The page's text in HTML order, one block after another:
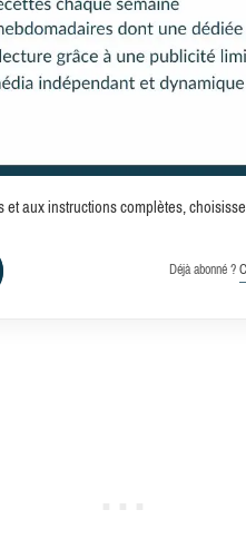
aux instructions complètes,
Déjà abonné ?